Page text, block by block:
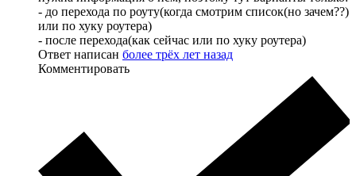
- до перехода по роуту(когда смотрим список(но зачем??)
или по хуку роутера)
- после перехода(как сейчас или по хуку роутера)
Ответ написан более трёх лет назад
Комментировать